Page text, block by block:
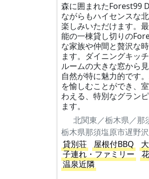
森に囲まれたForest99
ながらもハイセンスな
楽しみいただけます。
能の一棟貸し切りの
な家族や仲間と贅沢な
ます。ダイニングキッ
ルームの大きな窓から
自然が特に魅力的です
を愉しむことができ、
わえる、特別なグラン
ます。
北関東／栃木県／那
栃木県那須塩原市遅野
貸別荘
屋根付BBQ
子連れ・ファミリー
温泉近隣